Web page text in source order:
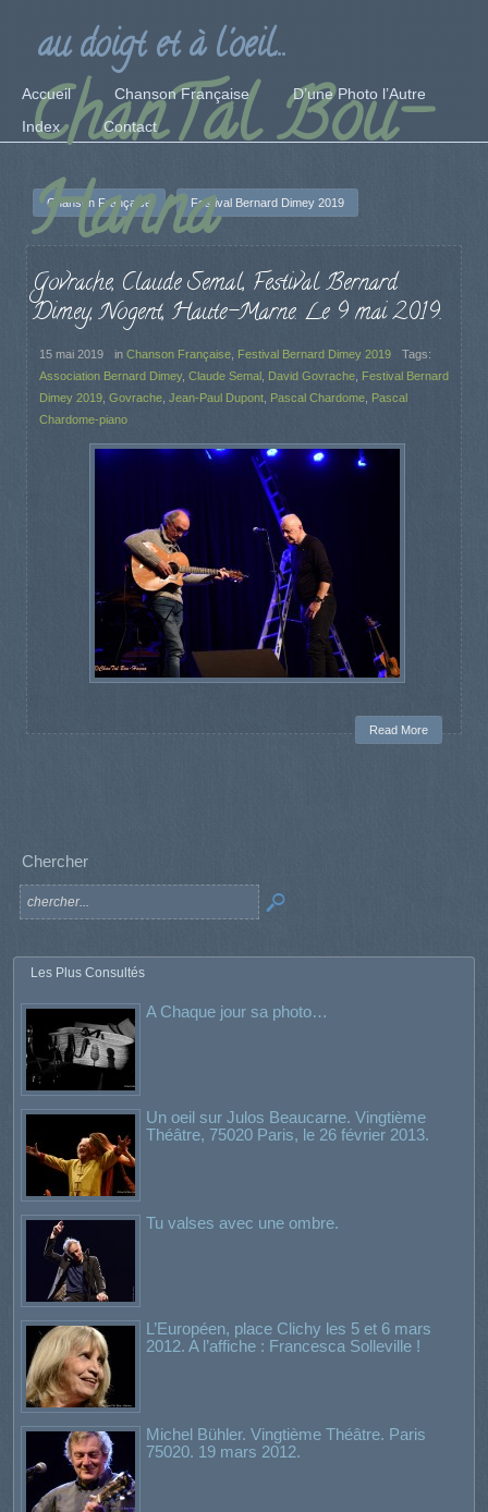
ChanTal Bou-
Hanna
au doigt et à l'oeil...
Accueil Chanson Française
D’une Photo l’Autre
Index
Contact
Chanson Française Festival Bernard Dimey 2019
Govrache, Claude Semal, Festival Bernard
Dimey, Nogent, Haute-Marne. Le 9 mai 2019.
15 mai 2019 in Chanson Française Festival Bernard Dimey 2019
Tags:
Association Bernard Dimey, Claude Semal David Govrache Festival Bernard
Dimey 2019 Govrache Jean-Paul Dupont Pascal Chardome Pascal
Chardome-piano
Read More
Chercher
Les Plus Consultés
A Chaque jour sa photo…
Un oeil sur Julos Beaucarne. Vingtième
Théâtre, 75020 Paris, le 26 février 2013.
Tu valses avec une ombre.
L’Européen, place Clichy les 5 et 6 mars
2012. A l’affiche : Francesca Solleville !
Michel Bühler. Vingtième Théâtre. Paris
75020. 19 mars 2012.